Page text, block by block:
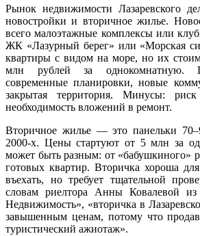
Рынок недвижимости Лазаревского
новостройки и вторичное жилье.
всего малоэтажные комплексы или
ЖК «Лазурный берег» или «Морская
квартиры с видом на море, но их
млн рублей за однокомнатную.
современные планировки, новые
закрытая территория. Минусы:
необходимость вложений в ремонт.
Вторичное жилье — это панельки
2000-х. Цены стартуют от 5 млн за
может быть разным: от «бабушкиного»
готовых квартир. Вторичка хороша
въехать, но требует тщательной
словам риелтора Анны Ковалевой из
Недвижимость», «вторичка в
завышенным ценам, потому что
туристический ажиотаж».